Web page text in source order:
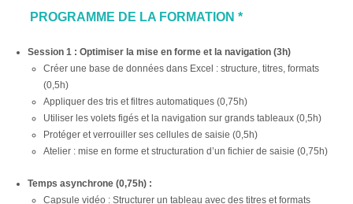
PROGRAMME DE LA FORMATION *
Session 1 : Optimiser la mise en forme et la navigation (3h)
Créer une base de données dans Excel : structure, titres, formats
(0,5h)
Appliquer des tris et filtres automatiques (0,75h)
Utiliser les volets figés et la navigation sur grands tableaux (0,5h)
Protéger et verrouiller ses cellules de saisie (0,5h)
Atelier : mise en forme et structuration d’un fichier de saisie (0,75h)
Temps asynchrone (0,75h) :
Capsule vidéo : Structurer un tableau avec des titres et formats